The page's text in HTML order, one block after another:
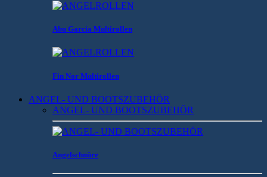
Abu Garcia Multirollen
Fin Nor Multirollen
ANGEL- UND BOOTSZUBEHÖR
ANGEL- UND BOOTSZUBEHÖR
Angelschnüre